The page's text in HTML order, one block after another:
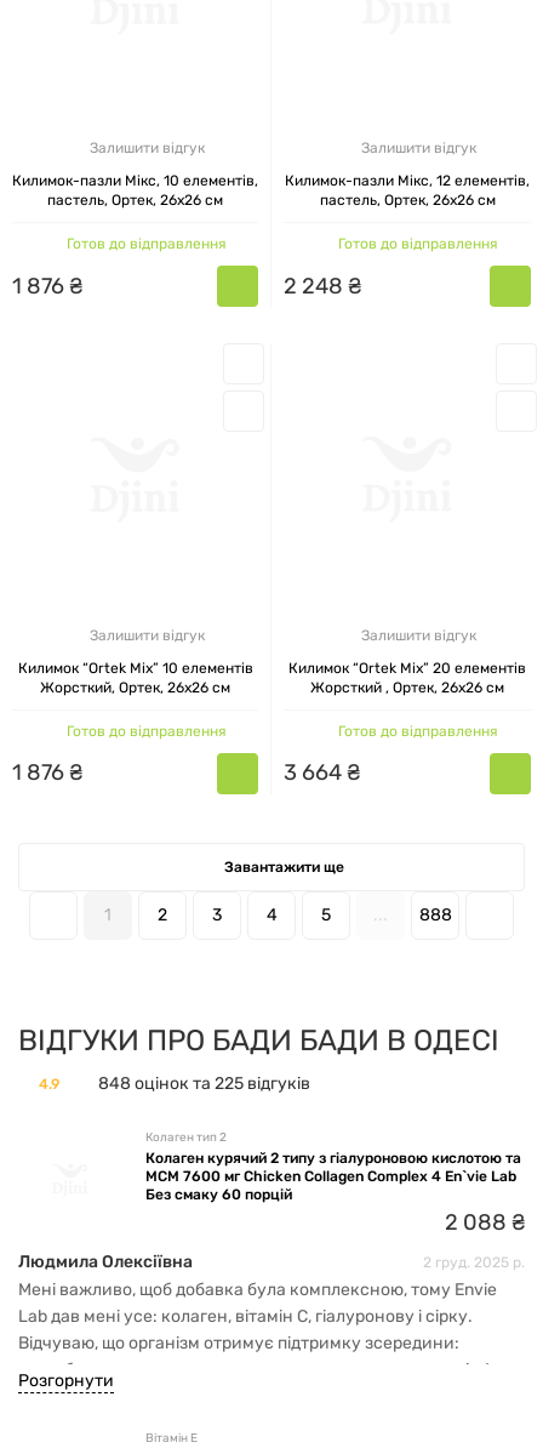
Залишити відгук
Килимок-пазли Мікс, 10 елементів,
пастель, Ортек, 26x26 см
Готов до відправлення
1 876₴
Залишити відгук
Килимок-пазли Мікс, 12 елементів,
пастель, Ортек, 26x26 см
Готов до відправлення
2 248 ₴
Залишити відгук
Килимок “Ortek Mix” 10 елементів
Жорсткий, Ортек, 26x26 см
Готов до відправлення
1 876₴
Залишити відгук
Килимок “Ortek Mix” 20 елементів
Жорсткий , Ортек, 26x26 см
Готов до відправлення
3 664₴
1 2 3 4 5 ... 888
Завантажити ще
ВІДГУКИ ПРО БАДИ БАДИ В ОДЕСІ
4.9 848 оцінок та 225 відгуків
Колаген тип 2
Колаген курячий 2 типу з гіалуроновою кислотою та
МСМ 7600 мг Chicken Collagen Complex 4 En`vie Lab
Без смаку 60 порцій
2 088 ₴
Людмила Олексіївна 2 груд. 2025 р.
Мені важливо, щоб добавка була комплексною, тому Envie
Lab дав мені усе: колаген, вітамін C, гіалуронову і сірку.
Відчуваю, що організм отримує підтримку зсередини:
суглоби вже не клацають, стало легше долати сходи від 1 до
4 поверху, загальне самопочуття — кращє.
Розгорнути
Вітамін E